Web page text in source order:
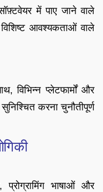
में पाए जाने वाले
आवश्यकताओं वाले
विभिन्न प्लेटफार्मों और
करना चुनौतीपूर्ण
भाषाओं और